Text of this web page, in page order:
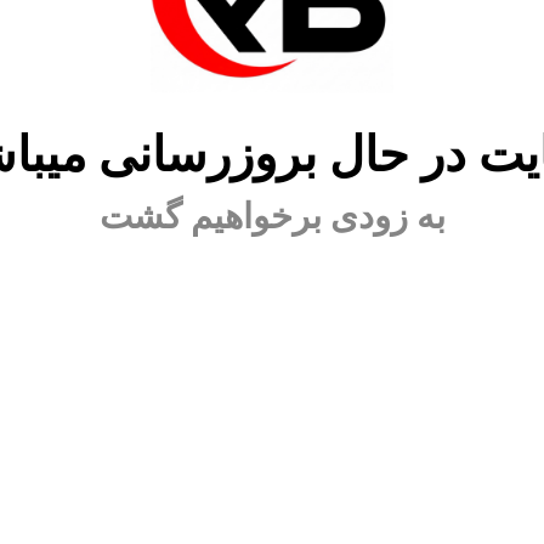
در حال بروزرسانی
به زودی برخواهیم گشت